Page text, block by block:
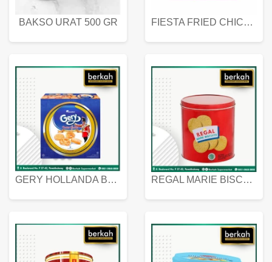
BAKSO URAT 500 GR FIESTA FRIED CHICKEN 500 GR
GERY HOLLANDA BUTTER COOKIES 450 GRAM REGAL MARIE BISCUIT KALENG 550 GRAM